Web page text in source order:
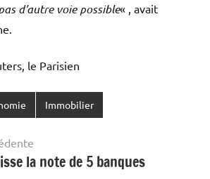
d’autre voie possible« , avait
le Parisien
Immobilier
la note de 5 banques